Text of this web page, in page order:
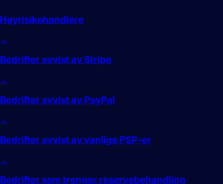
Høyrisikohandlere
→
Bedrifter avvist av Stripe
→
Bedrifter avvist av PayPal
→
Bedrifter avvist av vanlige PSP-er
→
Bedrifter som trenger reservebehandling